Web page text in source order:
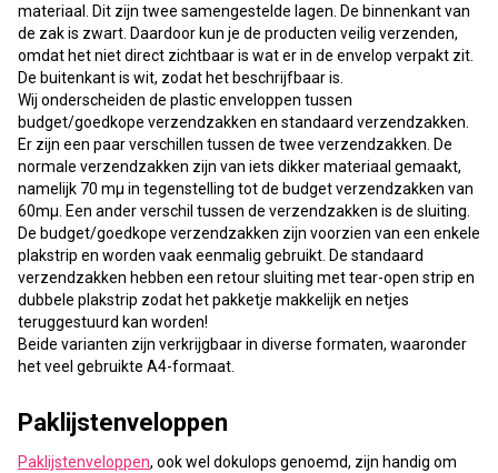
materiaal. Dit zijn twee samengestelde lagen. De binnenkant van
de zak is zwart. Daardoor kun je de producten veilig verzenden,
omdat het niet direct zichtbaar is wat er in de envelop verpakt zit.
De buitenkant is wit, zodat het beschrijfbaar is.
Wij onderscheiden de plastic enveloppen tussen
budget/goedkope verzendzakken en standaard verzendzakken.
Er zijn een paar verschillen tussen de twee verzendzakken. De
normale verzendzakken zijn van iets dikker materiaal gemaakt,
namelijk 70 mµ in tegenstelling tot de budget verzendzakken van
60mµ. Een ander verschil tussen de verzendzakken is de sluiting.
De budget/goedkope verzendzakken zijn voorzien van een enkele
plakstrip en worden vaak eenmalig gebruikt. De standaard
verzendzakken hebben een retour sluiting met tear-open strip en
dubbele plakstrip zodat het pakketje makkelijk en netjes
teruggestuurd kan worden!
Beide varianten zijn verkrijgbaar in diverse formaten, waaronder
het veel gebruikte A4-formaat.
Paklijstenveloppen
Paklijstenveloppen, ook wel dokulops genoemd, zijn handig om